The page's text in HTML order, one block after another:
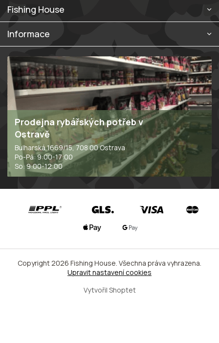
Fishing House
Informace
Prodejna rybářských potřeb v
Ostravě
Bulharská 1669/15, 708 00 Ostrava
Po-Pá: 9:00-17:00
So: 9:00-12:00
Vytvořil Shoptet
Copyright 2026 Fishing House . Všechna práva vyhrazena.
Upravit nastavení cookies